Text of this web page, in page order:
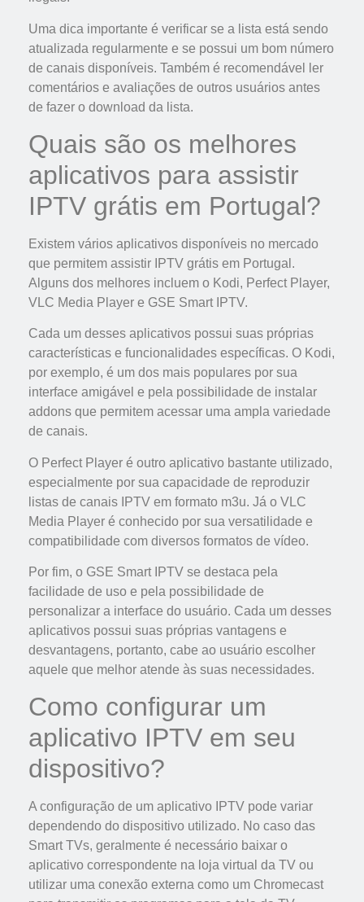
Uma dica importante é verificar se a lista está sendo
atualizada regularmente e se possui um bom número
de canais disponíveis. Também é recomendável ler
comentários e avaliações de outros usuários antes
de fazer o download da lista.
Quais são os melhores
aplicativos para assistir
IPTV grátis em Portugal?
Existem vários aplicativos disponíveis no mercado
que permitem assistir IPTV grátis em Portugal.
Alguns dos melhores incluem o Kodi, Perfect Player,
VLC Media Player e GSE Smart IPTV.
Cada um desses aplicativos possui suas próprias
características e funcionalidades específicas. O Kodi,
por exemplo, é um dos mais populares por sua
interface amigável e pela possibilidade de instalar
addons que permitem acessar uma ampla variedade
de canais.
O Perfect Player é outro aplicativo bastante utilizado,
especialmente por sua capacidade de reproduzir
listas de canais IPTV em formato m3u. Já o VLC
Media Player é conhecido por sua versatilidade e
compatibilidade com diversos formatos de vídeo.
Por fim, o GSE Smart IPTV se destaca pela
facilidade de uso e pela possibilidade de
personalizar a interface do usuário. Cada um desses
aplicativos possui suas próprias vantagens e
desvantagens, portanto, cabe ao usuário escolher
aquele que melhor atende às suas necessidades.
Como configurar um
aplicativo IPTV em seu
dispositivo?
A configuração de um aplicativo IPTV pode variar
dependendo do dispositivo utilizado. No caso das
Smart TVs, geralmente é necessário baixar o
aplicativo correspondente na loja virtual da TV ou
utilizar uma conexão externa como um Chromecast